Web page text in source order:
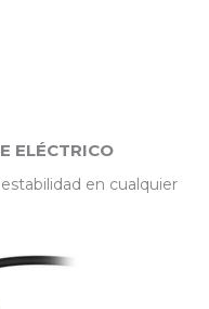
ELÉCTRICO
en cualquier